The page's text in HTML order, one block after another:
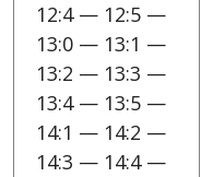
12:4 — 12:5 —
13:0 — 13:1 —
13:2 — 13:3 —
13:4 — 13:5 —
14:1 — 14:2 —
14:3 — 14:4 —